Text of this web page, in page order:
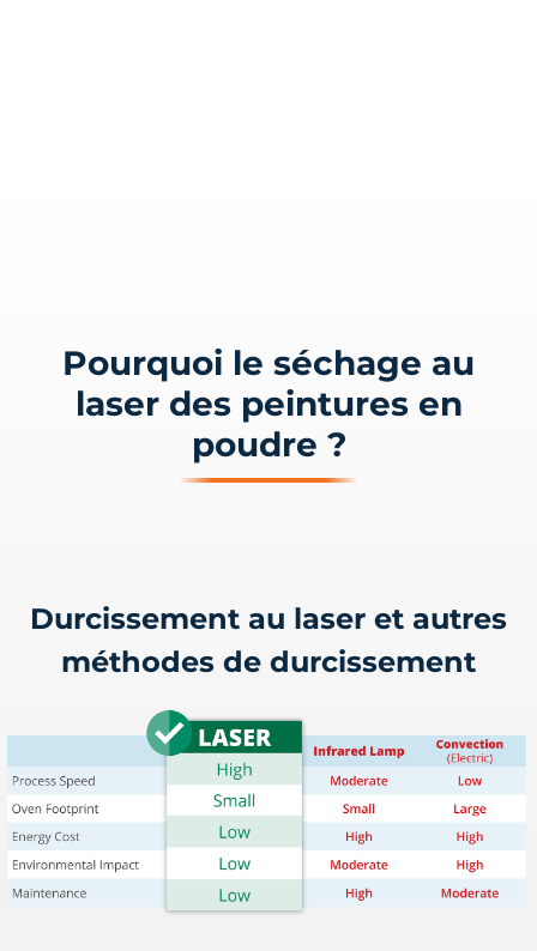
Pourquoi le séchage au
laser des peintures en
poudre ?
Durcissement au laser et autres
méthodes de durcissement